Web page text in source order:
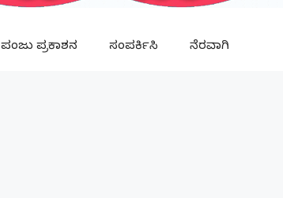
ಪಂಜು ಪ್ರಕಾಶನ ಸಂಪರ್ಕಿಸಿ ನೆರವಾಗಿ